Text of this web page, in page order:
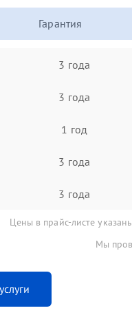
Гарантия
3 года
3 года
1 год
3 года
3 года
Цены в прайс-листе
Мы